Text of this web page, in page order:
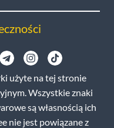
użyte na tej stronie
Wszystkie znaki
są własnością ich
nie jest powiązane z